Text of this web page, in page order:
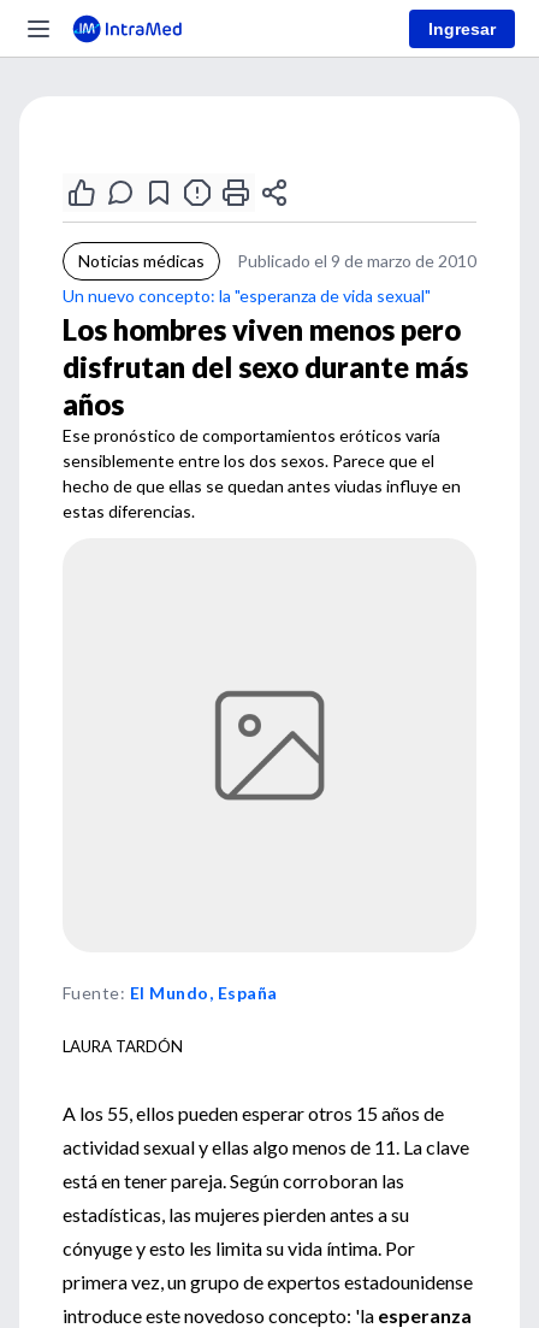
Ingresar
Noticias médicas
Publicado el 9 de marzo de 2010
Un nuevo concepto: la "esperanza de vida sexual"
Los hombres viven menos pero
disfrutan del sexo durante más
años
Ese pronóstico de comportamientos eróticos varía
sensiblemente entre los dos sexos. Parece que el
hecho de que ellas se quedan antes viudas influye en
estas diferencias.
Fuente: El Mundo, España
LAURA TARDÓN
A los 55, ellos pueden esperar otros 15 años de
actividad sexual y ellas algo menos de 11. La clave
está en tener pareja. Según corroboran las
estadísticas, las mujeres pierden antes a su
cónyuge y esto les limita su vida íntima. Por
primera vez, un grupo de expertos estadounidense
introduce este novedoso concepto: 'la esperanza